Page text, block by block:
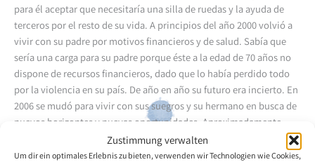
Zustimmung verwalten
Um dir ein optimales Erlebnis zu bieten, verwenden wir Technologien wie Cookies,
para él aceptar que necesitaría una silla de ruedas y la ayuda de
terceros por el resto de su vida. A principios del año 2000 volvió a
vivir con su padre por motivos financieros y de salud. Sabía que
sería una carga para su padre porque éste a la edad de 70 años no
dispone de recursos financieros, dado que lo había perdido todo
por la violencia en su país. De año en año su futuro era incierto. En
2006 se mudó para vivir con sus suegros y su hermano en busca de
nuevos horizontes y nuevas oportunidades. Aproximadamente
hace un año obtuvo ayuda moral y financiera y así tuvo la
oportunidad de tomar clases dos veces al mes en su casa,